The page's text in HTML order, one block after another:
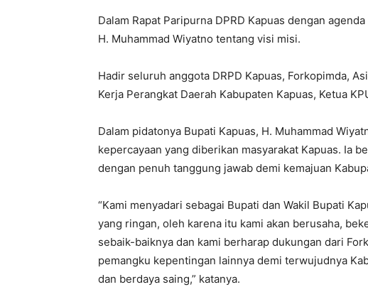
Dalam Rapat Paripurna DPRD Kapuas dengan
H. Muhammad Wiyatno tentang visi misi.
Hadir seluruh anggota DRPD Kapuas, Forkopimda,
Kerja Perangkat Daerah Kabupaten Kapuas, Ketua
Dalam pidatonya Bupati Kapuas, H. Muhammad
kepercayaan yang diberikan masyarakat Kapuas. Ia
dengan penuh tanggung jawab demi kemajuan
“Kami menyadari sebagai Bupati dan Wakil Bupati
yang ringan, oleh karena itu kami akan berusaha,
sebaik-baiknya dan kami berharap dukungan dari
pemangku kepentingan lainnya demi terwujudnya
dan berdaya saing,” katanya.